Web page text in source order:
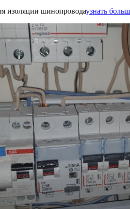
изоляции шинопроводаузнать